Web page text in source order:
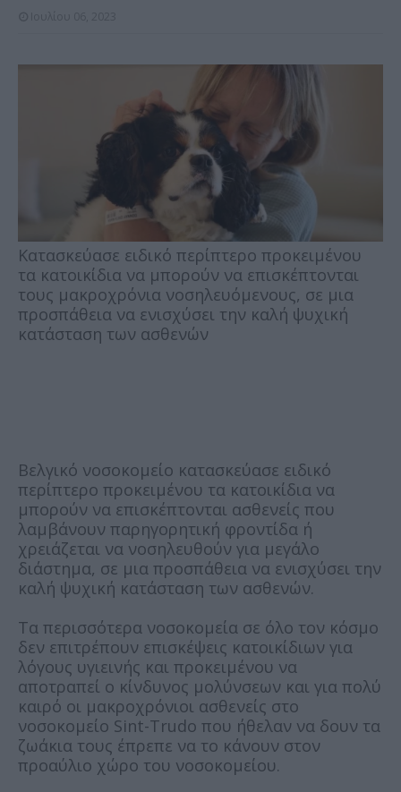
Κατασκεύασε ειδικό περίπτερο προκειμένου
τα κατοικίδια να μπορούν να επισκέπτονται
τους μακροχρόνια νοσηλευόμενους, σε μια
προσπάθεια να ενισχύσει την καλή ψυχική
κατάσταση των ασθενών
Βελγικό νοσοκομείο κατασκεύασε ειδικό
περίπτερο προκειμένου τα κατοικίδια να
μπορούν να επισκέπτονται ασθενείς που
λαμβάνουν παρηγορητική φροντίδα ή
χρειάζεται να νοσηλευθούν για μεγάλο
διάστημα, σε μια προσπάθεια να ενισχύσει την
καλή ψυχική κατάσταση των ασθενών.
Τα περισσότερα νοσοκομεία σε όλο τον κόσμο
δεν επιτρέπουν επισκέψεις κατοικίδιων για
λόγους υγιεινής και προκειμένου να
αποτραπεί ο κίνδυνος μολύνσεων και για πολύ
καιρό οι μακροχρόνιοι ασθενείς στο
νοσοκομείο Sint-Trudo που ήθελαν να δουν τα
ζωάκια τους έπρεπε να το κάνουν στον
προαύλιο χώρο του νοσοκομείου.